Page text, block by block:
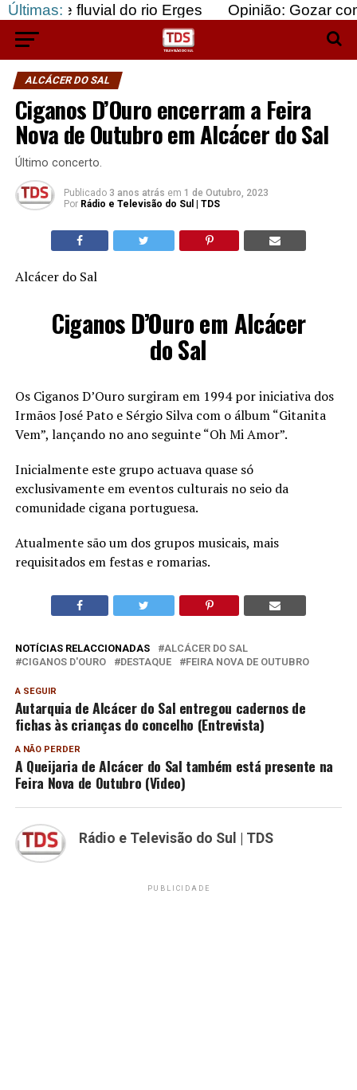
Últimas:do rio Erges Opinião: Gozar com doentes
ALCÁCER DO SAL
Ciganos D’Ouro encerram a Feira
Nova de Outubro em Alcácer do Sal
Último concerto.
Publicado 3 anos atrás em 1 de Outubro, 2023
Por Rádio e Televisão do Sul | TDS
Alcácer do Sal
Ciganos D’Ouro em Alcácer
do Sal
Os Ciganos D’Ouro surgiram em 1994 por iniciativa dos
Irmãos José Pato e Sérgio Silva com o álbum “Gitanita
Vem”, lançando no ano seguinte “Oh Mi Amor”.
Inicialmente este grupo actuava quase só
exclusivamente em eventos culturais no seio da
comunidade cigana portuguesa.
Atualmente são um dos grupos musicais, mais
requisitados em festas e romarias.
NOTÍCIAS RELACCIONADAS
ALCÁCER DO SAL
CIGANOS D'OURO
DESTAQUE FEIRA NOVA DE OUTUBRO
A SEGUIR
Autarquia de Alcácer do Sal entregou cadernos de
fichas às crianças do concelho (Entrevista)
A NÃO PERDER
A Queijaria de Alcácer do Sal também está presente na
Feira Nova de Outubro (Video)
Rádio e Televisão do Sul | TDS
PUBLICIDADE